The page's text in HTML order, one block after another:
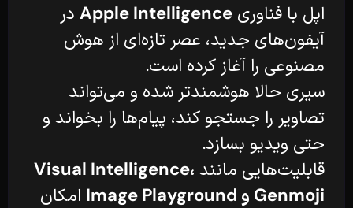
اپل با فناوری Apple Intelligence در
آیفون‌های جدید، عصر تازه‌ای از هوش
مصنوعی را آغاز کرده است.
سیری حالا هوشمندتر شده و می‌تواند
تصاویر را جستجو کند، پیام‌ها را بخواند و
حتی ویدیو بسازد.
قابلیت‌هایی مانند Visual Intelligence،
Genmoji و Image Playground
امکان